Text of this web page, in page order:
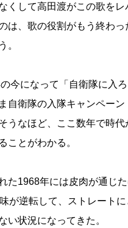
くして高田渡がこの歌をレ
は、歌の役割がもう終わっ
。
今になって「自衛隊に入
自衛隊の入隊キャンペーン
うなほど、ここ数年で時代
ことがわかる。
た1968年には皮肉が通じた
が逆転して、ストレートに
い状況になってきた。